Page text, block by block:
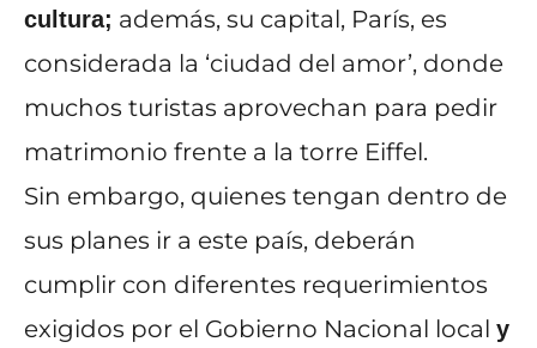
cultura; además, su capital, París, es
considerada la ‘ciudad del amor’, donde
muchos turistas aprovechan para pedir
matrimonio frente a la torre Eiffel.
Sin embargo, quienes tengan dentro de
sus planes ir a este país, deberán
cumplir con diferentes requerimientos
exigidos por el Gobierno Nacional local y